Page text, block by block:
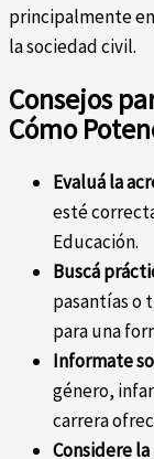
principalmente
la sociedad civil.
Consejos
Cómo
Evaluá la
esté
Educación.
Buscá
pasantías o
para una
Informate
género,
carrera
Considere